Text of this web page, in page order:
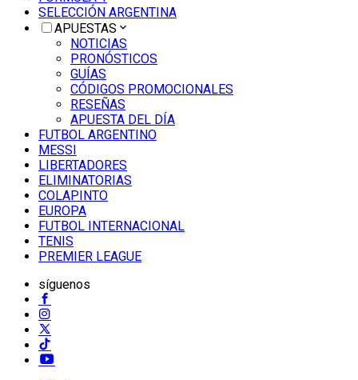
SELECCIÓN ARGENTINA
APUESTAS
NOTICIAS
PRONÓSTICOS
GUÍAS
CÓDIGOS PROMOCIONALES
RESEÑAS
APUESTA DEL DÍA
FUTBOL ARGENTINO
MESSI
LIBERTADORES
ELIMINATORIAS
COLAPINTO
EUROPA
FUTBOL INTERNACIONAL
TENIS
PREMIER LEAGUE
síguenos